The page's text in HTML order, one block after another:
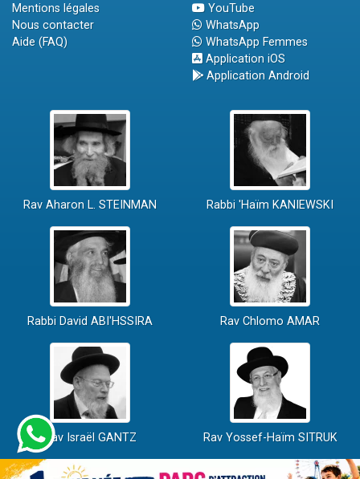
Mentions légales
Nous contacter
Aide (FAQ)
YouTube
WhatsApp
WhatsApp Femmes
Application iOS
Application Android
Rav Aharon L. STEINMAN Rabbi 'Haïm KANIEWSKI
Rabbi David ABI'HSSIRA Rav Chlomo AMAR
Rav Israël GANTZ Rav Yossef-Haïm SITRUK